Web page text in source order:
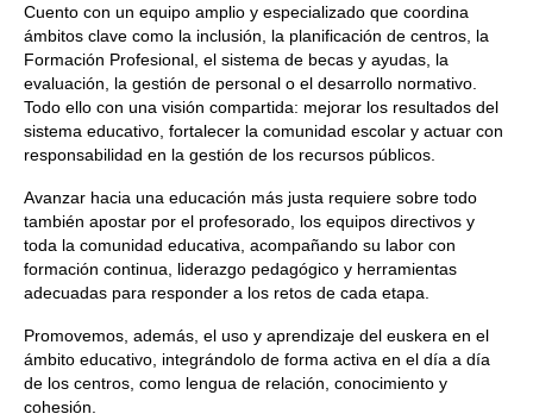
Cuento con un equipo amplio y especializado que coordina
ámbitos clave como la inclusión, la planificación de centros, la
Formación Profesional, el sistema de becas y ayudas, la
evaluación, la gestión de personal o el desarrollo normativo.
Todo ello con una visión compartida: mejorar los resultados del
sistema educativo, fortalecer la comunidad escolar y actuar con
responsabilidad en la gestión de los recursos públicos.
Avanzar hacia una educación más justa requiere sobre todo
también apostar por el profesorado, los equipos directivos y
toda la comunidad educativa, acompañando su labor con
formación continua, liderazgo pedagógico y herramientas
adecuadas para responder a los retos de cada etapa.
Promovemos, además, el uso y aprendizaje del euskera en el
ámbito educativo, integrándolo de forma activa en el día a día
de los centros, como lengua de relación, conocimiento y
cohesión.